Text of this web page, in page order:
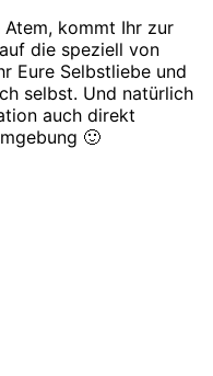
kommt Ihr zur
die speziell von
Eure Selbstliebe und
selbst. Und natürlich
auch direkt
🙂